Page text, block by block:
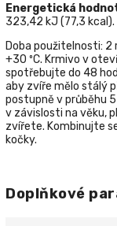
Energetická
323,42 kJ (77,3 kcal).
Doba použitelnosti: 2
+30 ºС. Krmivo v
spotřebujte do 48
aby zvíře mělo stálý
postupně v průběhu
v závislosti na věku,
zvířete. Kombinujte
kočky.
Doplňkové